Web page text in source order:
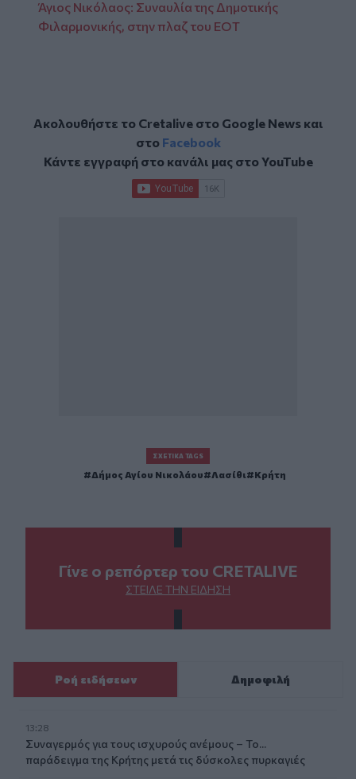
Άγιος Νικόλαος: Συναυλία της Δημοτικής
Φιλαρμονικής, στην πλαζ του ΕΟΤ
Ακολουθήστε το Cretalive στο Google Newsκαι
στο Facebook
Κάντε εγγραφή στο κανάλι μας στοYouTube
ΣΧΕΤΙΚΆ TAGS
Δήμος Αγίου Νικολάου Λασίθι Κρήτη
Γίνε ο ρεπόρτερ του CRETALIVE
ΣΤΕΊΛΕ ΤΗΝ ΕΊΔΗΣΗ
Ροή ειδήσεων Δημοφιλή
13:28
Συναγερμός για τους ισχυρούς ανέμους – Το...
παράδειγμα της Κρήτης μετά τις δύσκολες πυρκαγιές